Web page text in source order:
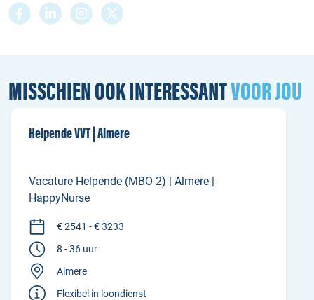
MISSCHIEN OOK INTERESSANTVOOR JOU
Helpende VVT | Almere
Vacature Helpende (MBO 2) | Almere |
HappyNurse
€ 2541 - € 3233
8 - 36 uur
Almere
Flexibel in loondienst